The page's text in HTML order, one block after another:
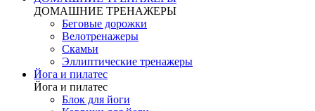
ДОМАШНИЕ ТРЕНАЖЕРЫ
Беговые дорожки
Велотренажеры
Скамьи
Эллиптические тренажеры
Йога и пилатес
Йога и пилатес
Блок для йоги